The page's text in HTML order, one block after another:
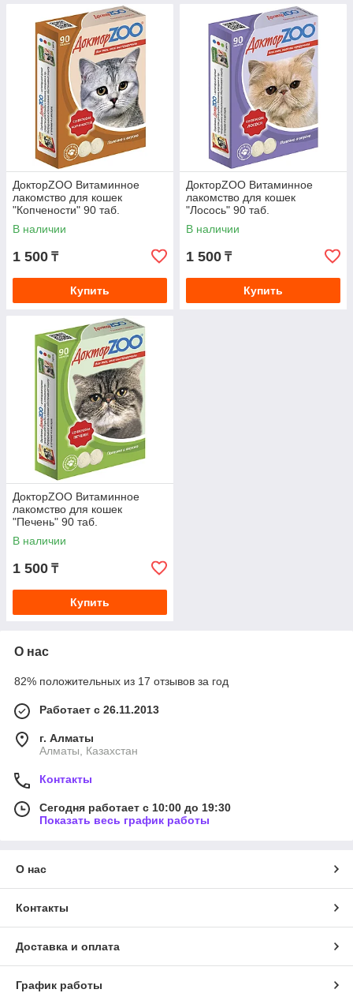
ДокторZOO Витаминное
лакомство для кошек
"Копчености" 90 таб.
В наличии
1 500 ₸
Купить
ДокторZOO Витаминное
лакомство для кошек
"Лосось" 90 таб.
В наличии
1 500 ₸
Купить
ДокторZOO Витаминное
лакомство для кошек
"Печень" 90 таб.
В наличии
1 500 ₸
Купить
О нас
82% положительных из 17 отзывов за год
Работает с 26.11.2013
г. Алматы
Алматы, Казахстан
Контакты
Сегодня работает с 10:00 до 19:30
Показать весь график работы
О нас
Контакты
Доставка и оплата
График работы